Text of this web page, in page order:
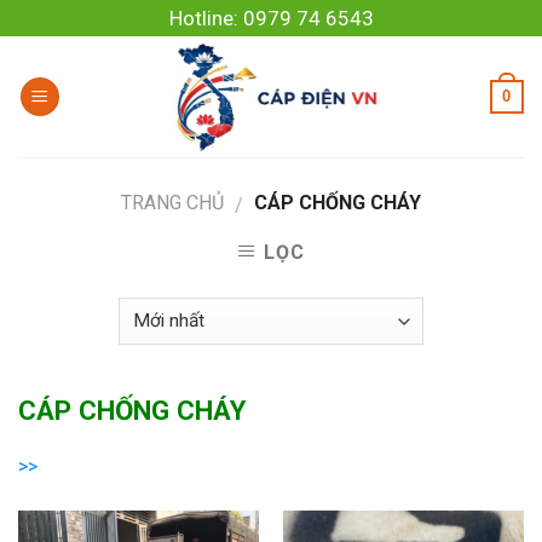
to
content
Hotline: 0979 74 6543
0
TRANG CHỦ / CÁP CHỐNG CHÁY
LỌC
CÁP CHỐNG CHÁY
Cáp chống cháy
khi xảy ra hỏa hoạn, nhằm đảm bảo nguồn điện cho các thiết
>>